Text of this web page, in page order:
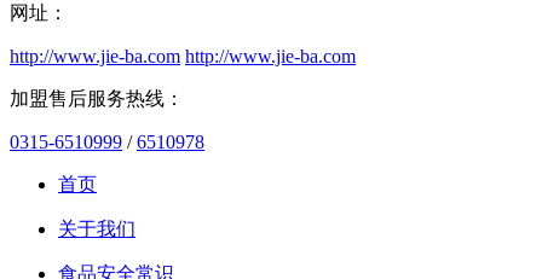
网址：
http://www.jie-ba.com http://www.jie-ba.com
加盟售后服务热线：
0315-6510999 /6510978
首页
关于我们
食品安全常识